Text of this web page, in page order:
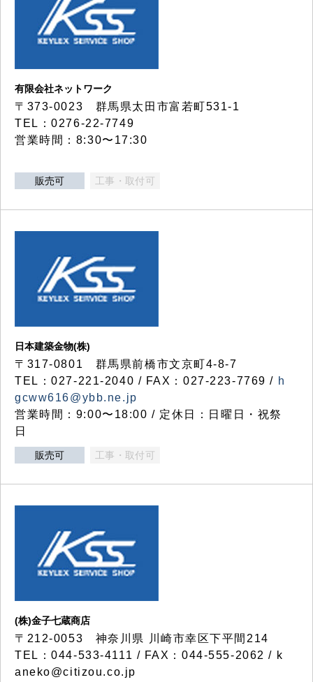
有限会社ネットワーク
〒373-0023 群馬県太田市富若町531-1
TEL：0276-22-7749
営業時間：8:30〜17:30
販売可 工事・取付可
日本建築金物(株)
〒317‐0801 群馬県前橋市文京町4-8-7
TEL：027-221-2040 / FAX：027-223-7769 / h
gcww616@ybb.ne.jp
営業時間：9:00〜18:00 / 定休日：日曜日・祝祭
日
販売可 工事・取付可
(株)金子七蔵商店
〒212-0053 神奈川県 川崎市幸区下平間214
TEL：044-533-4111 / FAX：044-555-2062 / k
aneko@citizou.co.jp